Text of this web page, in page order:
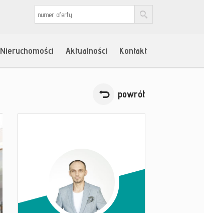
Nieruchomości Aktualności Kontakt
powrót